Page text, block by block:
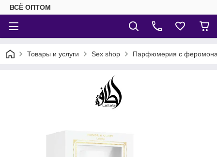
ВСЁ ОПТОМ
Товары и услуги Sex shop Парфюмерия с